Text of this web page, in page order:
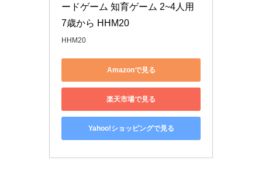
ードゲーム 知育ゲーム 2~4人用
7歳から HHM20
HHM20
Amazonで見る
楽天市場で見る
Yahoo!ショッピングで見る